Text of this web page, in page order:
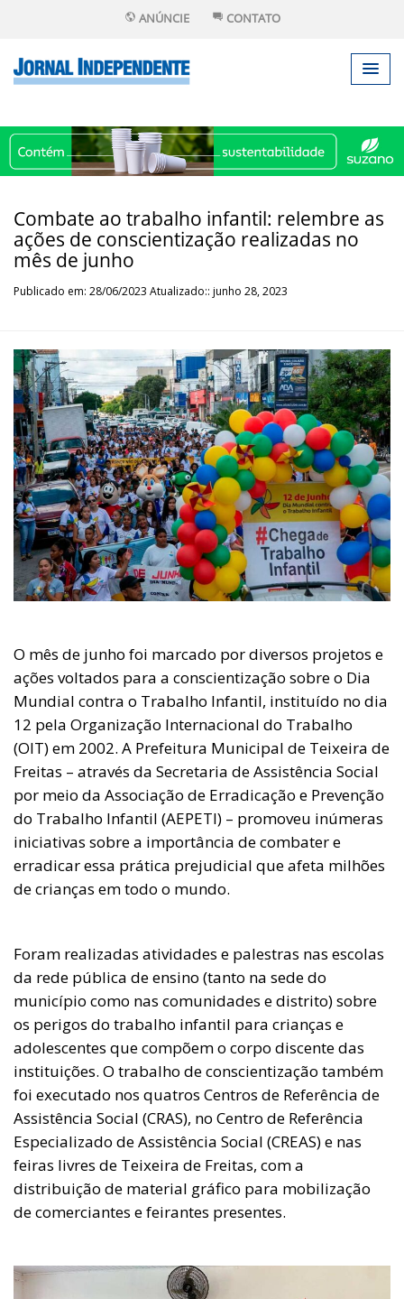
ANÚNCIE CONTATO
Combate ao trabalho infantil: relembre as
ações de conscientização realizadas no
mês de junho
Publicado em: 28/06/2023 Atualizado:: junho 28, 2023
O mês de junho foi marcado por diversos projetos e
ações voltados para a conscientização sobre o Dia
Mundial contra o Trabalho Infantil, instituído no dia
12 pela Organização Internacional do Trabalho
(OIT) em 2002. A Prefeitura Municipal de Teixeira de
Freitas – através da Secretaria de Assistência Social
por meio da Associação de Erradicação e Prevenção
do Trabalho Infantil (AEPETI) – promoveu inúmeras
iniciativas sobre a importância de combater e
erradicar essa prática prejudicial que afeta milhões
de crianças em todo o mundo.
Foram realizadas atividades e palestras nas escolas
da rede pública de ensino (tanto na sede do
município como nas comunidades e distrito) sobre
os perigos do trabalho infantil para crianças e
adolescentes que compõem o corpo discente das
instituições. O trabalho de conscientização também
foi executado nos quatros Centros de Referência de
Assistência Social (CRAS), no Centro de Referência
Especializado de Assistência Social (CREAS) e nas
feiras livres de Teixeira de Freitas, com a
distribuição de material gráfico para mobilização
de comerciantes e feirantes presentes.